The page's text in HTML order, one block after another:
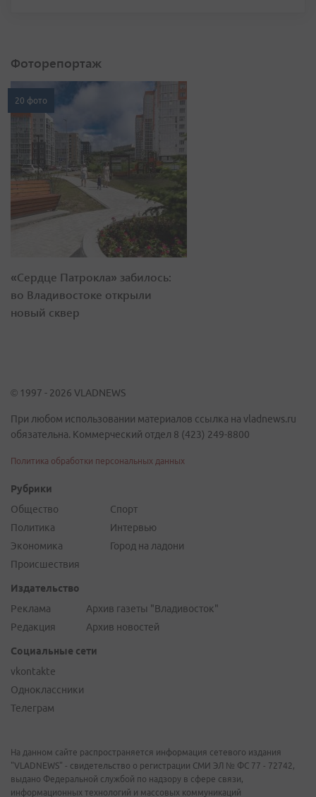
Фоторепортаж
20 фото
«Сердце Патрокла» забилось:
во Владивостоке открыли
новый сквер
© 1997 - 2026 VLADNEWS
При любом использовании материалов ссылка на vladnews.ru
обязательна. Коммерческий отдел 8 (423) 249-8800
Политика обработки персональных данных
Рубрики
Общество
Политика
Экономика
Происшествия
Спорт
Интервью
Город на ладони
Издательство
Реклама
Редакция
Архив газеты "Владивосток"
Архив новостей
Социальные сети
vkontakte
Одноклассники
Телеграм
На данном сайте распространяется информация сетевого издания
"VLADNEWS" - свидетельство о регистрации СМИ ЭЛ № ФС 77 - 72742,
выдано Федеральной службой по надзору в сфере связи,
информационных технологий и массовых коммуникаций